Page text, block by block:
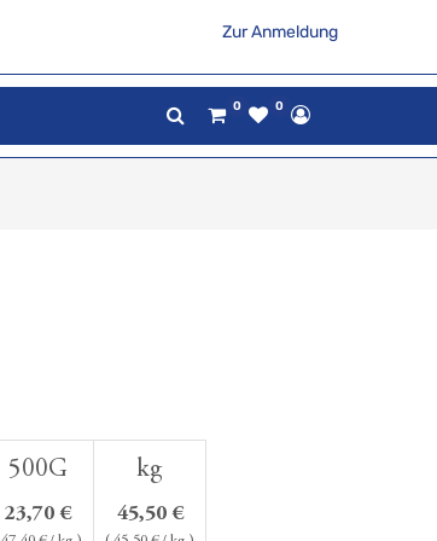
Zur Anmeldung
0 0
500G
23,70 €
kg
45,50 €